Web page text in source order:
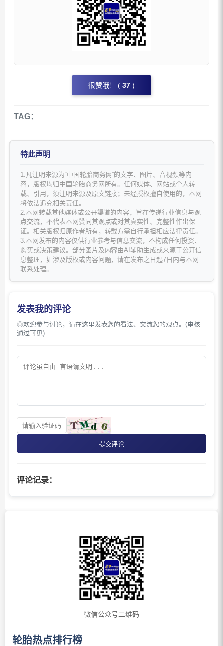
很赞哦！ ( 37 )
TAG：
特此声明
1.凡注明来源为“中国轮胎商务网”的文字、图片、音视频等内
容，版权均归中国轮胎商务网所有。任何媒体、网站或个人转
载、引用，须注明来源及原文链接；未经授权擅自使用的，本网
将依法追究相关责任。
2.本网转载其他媒体或公开渠道的内容，旨在传递行业信息与观
点交流，不代表本网赞同其观点或对其真实性、完整性作出保
证。相关版权归原作者所有，转载方需自行承担相应法律责任。
3.本网发布的内容仅供行业参考与信息交流，不构成任何投资、
购买或决策建议。部分图片及内容由AI辅助生成或来源于公开信
息整理，如涉及版权或内容问题，请在发布之日起7日内与本网
联系处理。
发表我的评论
◎欢迎参与讨论，请在这里发表您的看法、交流您的观点。(审核
通过可见)
提交评论
评论记录：
微信公众号二维码
轮胎热点排行榜